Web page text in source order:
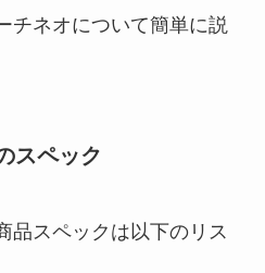
チネオについて簡単に説
スペック
品スペックは以下のリス